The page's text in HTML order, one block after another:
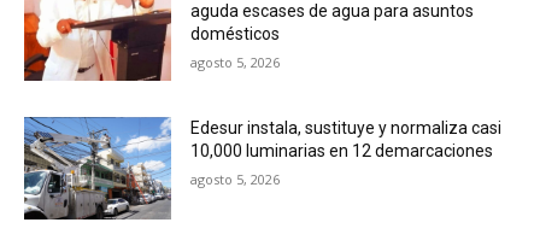
aguda escases de agua para asuntos
domésticos
agosto 5, 2026
Edesur instala, sustituye y normaliza casi
10,000 luminarias en 12 demarcaciones
agosto 5, 2026